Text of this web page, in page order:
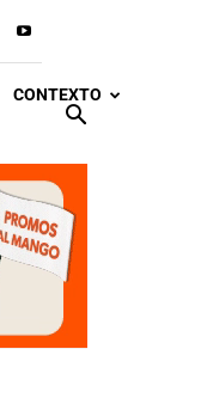
CONTEXTO